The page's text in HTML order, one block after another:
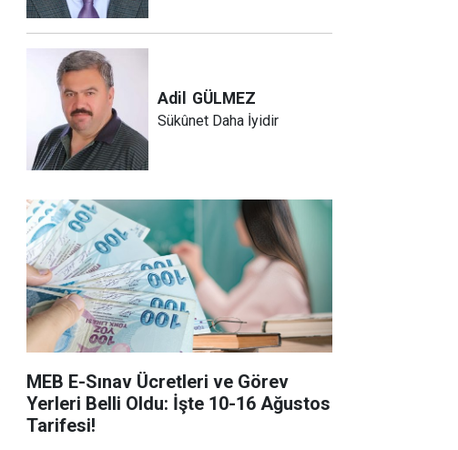
Adil GÜLMEZ
Sükûnet Daha İyidir
MEB E-Sınav Ücretleri ve Görev
Yerleri Belli Oldu: İşte 10-16 Ağustos
Tarifesi!